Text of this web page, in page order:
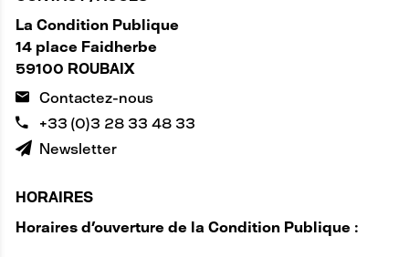
La Condition Publique
14 place Faidherbe
59100 ROUBAIX
Contactez-nous
+33 (0)3 28 33 48 33
Newsletter
HORAIRES
Horaires d'ouverture de la Condition Publique :